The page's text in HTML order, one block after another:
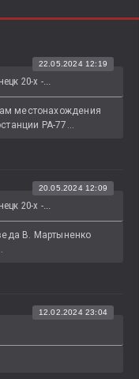
20-х -...
22.05.2024 12:19
местонахождения
РА-77...
20-х -...
20.05.2024 12:09
В. Мартыненко
12.02.2024 23:04